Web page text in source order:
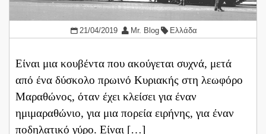
21/04/2019 Mr. Blog Ελλάδα
Είναι μια κουβέντα που ακούγεται συχνά, μετά
από ένα δύσκολο πρωινό Κυριακής στη λεωφόρο
Μαραθώνος, όταν έχει κλείσει για έναν
ημιμαραθώνιο, για μια πορεία ειρήνης, για έναν
ποδηλατικό γύρο. Είναι […]